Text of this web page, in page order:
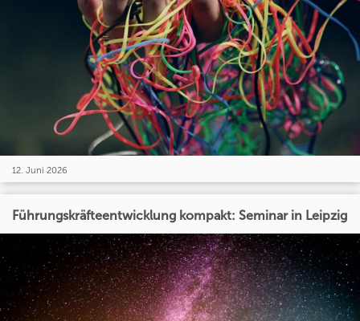
12. Juni 2026
Führungskräfteentwicklung kompakt: Seminar in Leipzig